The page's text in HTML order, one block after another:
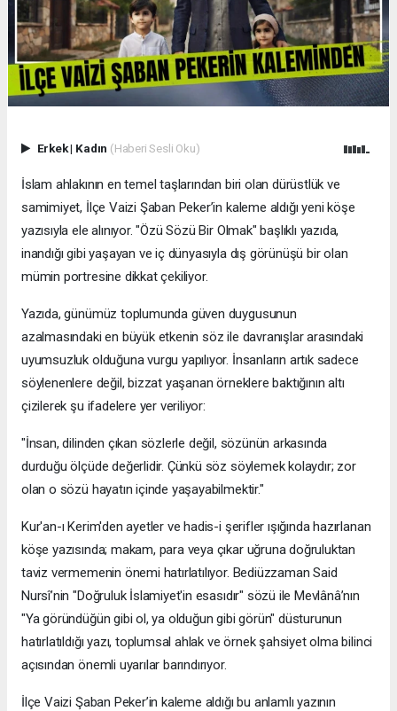
Erkek| Kadın (Haberi Sesli Oku)
İslam ahlakının en temel taşlarından biri olan dürüstlük ve
samimiyet, İlçe Vaizi Şaban Peker’in kaleme aldığı yeni köşe
yazısıyla ele alınıyor. "Özü Sözü Bir Olmak" başlıklı yazıda,
inandığı gibi yaşayan ve iç dünyasıyla dış görünüşü bir olan
mümin portresine dikkat çekiliyor.
​Yazıda, günümüz toplumunda güven duygusunun
azalmasındaki en büyük etkenin söz ile davranışlar arasındaki
uyumsuzluk olduğuna vurgu yapılıyor. İnsanların artık sadece
söylenenlere değil, bizzat yaşanan örneklere baktığının altı
çizilerek şu ifadelere yer veriliyor:
​"İnsan, dilinden çıkan sözlerle değil, sözünün arkasında
durduğu ölçüde değerlidir. Çünkü söz söylemek kolaydır; zor
olan o sözü hayatın içinde yaşayabilmektir."
​Kur'an-ı Kerim'den ayetler ve hadis-i şerifler ışığında hazırlanan
köşe yazısında; makam, para veya çıkar uğruna doğruluktan
taviz vermemenin önemi hatırlatılıyor. Bediüzzaman Said
Nursî’nin "Doğruluk İslamiyet'in esasıdır" sözü ile Mevlânâ’nın
"Ya göründüğün gibi ol, ya olduğun gibi görün" düsturunun
hatırlatıldığı yazı, toplumsal ahlak ve örnek şahsiyet olma bilinci
açısından önemli uyarılar barındırıyor.
​İlçe Vaizi Şaban Peker’in kaleme aldığı bu anlamlı yazının